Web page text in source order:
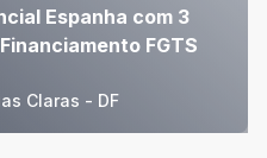
Espanha com 3
FGTS
Claras - DF